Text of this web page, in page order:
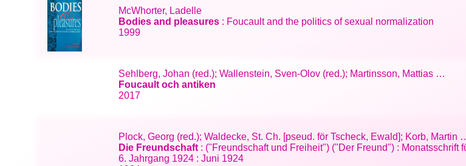
McWhorter, Ladelle
Bodies and pleasures : Foucault and the politics of sexual normalization
1999
Sehlberg, Johan (red.); Wallenstein, Sven-Olov (red.); Martinsson, Mattias …
Foucault och antiken
2017
Plock, Georg (red.); Waldecke, St. Ch. [pseud. för Tscheck, Ewald]; Korb, Martin
Die Freundschaft : ("Freundschaft und Freiheit") ("Der Freund") :
6. Jahrgang 1924 : Juni 1924